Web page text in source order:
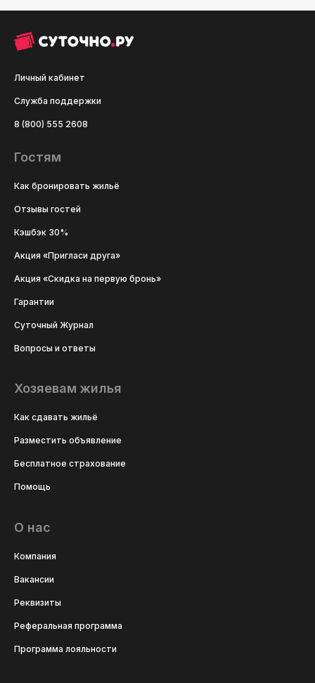
Личный кабинет
Служба поддержки
8 (800) 555 2608
Гостям
Как бронировать жильё
Отзывы гостей
Кэшбэк 30%
Акция «Пригласи друга»
Акция «Скидка на первую бронь»
Гарантии
Суточный Журнал
Вопросы и ответы
Хозяевам жилья
Как сдавать жильё
Разместить объявление
Бесплатное страхование
Помощь
О нас
Компания
Вакансии
Реквизиты
Реферальная программа
Программа лояльности